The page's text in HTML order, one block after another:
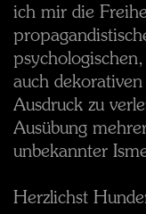
ich mir die
auch
Ausdruck zu
Ausübung
unbekannter
Herzlichst